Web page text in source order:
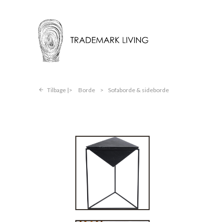
Tilbage | Borde > Sofaborde & sideborde